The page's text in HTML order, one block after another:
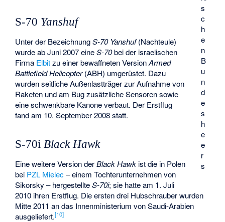
s
c
h
e
n
B
u
n
d
e
s
h
e
e
r
s
S-70 Yanshuf
Unter der BezeichnungS-70 Yanshuf(Nachteule)
wurde ab Juni 2007 eineS-70bei der israelischen
Firma Elbitzu einer bewaffneten VersionArmed
Battlefield Helicopter(ABH) umgerüstet. Dazu
wurden seitliche Außenlastträger zur Aufnahme von
Raketen und am Bug zusätzliche Sensoren sowie
eine schwenkbare Kanone verbaut. Der Erstflug
fand am 10. September 2008 statt.
S-70iBlack Hawk
Eine weitere Version derBlack Hawk ist die in Polen
bei PZL Mielec– einem Tochterunternehmen von
Sikorsky – hergestellteS-70i; sie hatte am 1. Juli
2010 ihren Erstflug. Die ersten drei Hubschrauber wurden
Mitte 2011 an das Innenministerium von Saudi-Arabien
ausgeliefert.[10]